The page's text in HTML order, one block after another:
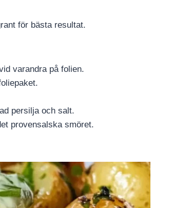
för bästa resultat.
varandra på folien.
persilja och salt.
provensalska smöret.